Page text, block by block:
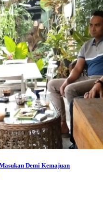
Demi Kemajuan